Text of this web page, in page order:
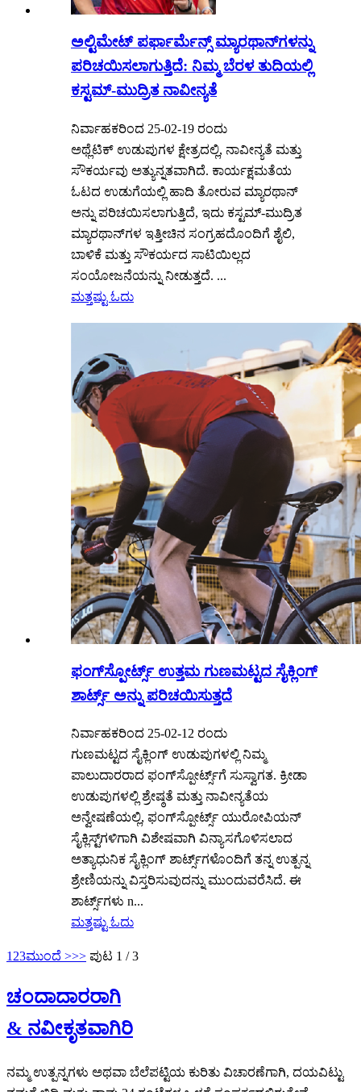
ಅಲ್ಟಿಮೇಟ್ ಪರ್ಫಾರ್ಮೆನ್ಸ್ ಮ್ಯಾರಥಾನ್‌ಗಳನ್ನು
ಪರಿಚಯಿಸಲಾಗುತ್ತಿದೆ: ನಿಮ್ಮ ಬೆರಳ ತುದಿಯಲ್ಲಿ
ಕಸ್ಟಮ್-ಮುದ್ರಿತ ನಾವೀನ್ಯತೆ
ನಿರ್ವಾಹಕರಿಂದ 25-02-19 ರಂದು
ಅಥ್ಲೆಟಿಕ್ ಉಡುಪುಗಳ ಕ್ಷೇತ್ರದಲ್ಲಿ, ನಾವೀನ್ಯತೆ ಮತ್ತು
ಸೌಕರ್ಯವು ಅತ್ಯುನ್ನತವಾಗಿದೆ. ಕಾರ್ಯಕ್ಷಮತೆಯ
ಓಟದ ಉಡುಗೆಯಲ್ಲಿ ಹಾದಿ ತೋರುವ ಮ್ಯಾರಥಾನ್
ಅನ್ನು ಪರಿಚಯಿಸಲಾಗುತ್ತಿದೆ, ಇದು ಕಸ್ಟಮ್-ಮುದ್ರಿತ
ಮ್ಯಾರಥಾನ್‌ಗಳ ಇತ್ತೀಚಿನ ಸಂಗ್ರಹದೊಂದಿಗೆ ಶೈಲಿ,
ಬಾಳಿಕೆ ಮತ್ತು ಸೌಕರ್ಯದ ಸಾಟಿಯಿಲ್ಲದ
ಸಂಯೋಜನೆಯನ್ನು ನೀಡುತ್ತದೆ. ...
ಮತ್ತಷ್ಟು ಓದು
ಫಂಗ್‌ಸ್ಪೋರ್ಟ್ಸ್ ಉತ್ತಮ ಗುಣಮಟ್ಟದ ಸೈಕ್ಲಿಂಗ್
ಶಾರ್ಟ್ಸ್ ಅನ್ನು ಪರಿಚಯಿಸುತ್ತದೆ
ನಿರ್ವಾಹಕರಿಂದ 25-02-12 ರಂದು
ಗುಣಮಟ್ಟದ ಸೈಕ್ಲಿಂಗ್ ಉಡುಪುಗಳಲ್ಲಿ ನಿಮ್ಮ
ಪಾಲುದಾರರಾದ ಫಂಗ್‌ಸ್ಪೋರ್ಟ್ಸ್‌ಗೆ ಸುಸ್ವಾಗತ. ಕ್ರೀಡಾ
ಉಡುಪುಗಳಲ್ಲಿ ಶ್ರೇಷ್ಠತೆ ಮತ್ತು ನಾವೀನ್ಯತೆಯ
ಅನ್ವೇಷಣೆಯಲ್ಲಿ, ಫಂಗ್‌ಸ್ಪೋರ್ಟ್ಸ್ ಯುರೋಪಿಯನ್
ಸೈಕ್ಲಿಸ್ಟ್‌ಗಳಿಗಾಗಿ ವಿಶೇಷವಾಗಿ ವಿನ್ಯಾಸಗೊಳಿಸಲಾದ
ಅತ್ಯಾಧುನಿಕ ಸೈಕ್ಲಿಂಗ್ ಶಾರ್ಟ್ಸ್‌ಗಳೊಂದಿಗೆ ತನ್ನ ಉತ್ಪನ್ನ
ಶ್ರೇಣಿಯನ್ನು ವಿಸ್ತರಿಸುವುದನ್ನು ಮುಂದುವರೆಸಿದೆ. ಈ
ಶಾರ್ಟ್ಸ್‌ಗಳು n...
ಮತ್ತಷ್ಟು ಓದು
1 23ಮುಂದೆ >>> ಪುಟ 1 / 3
ಚಂದಾದಾರರಾಗಿ
& ನವೀಕೃತವಾಗಿರಿ
ನಮ್ಮ ಉತ್ಪನ್ನಗಳು ಅಥವಾ ಬೆಲೆಪಟ್ಟಿಯ ಕುರಿತು ವಿಚಾರಣೆಗಾಗಿ, ದಯವಿಟ್ಟು